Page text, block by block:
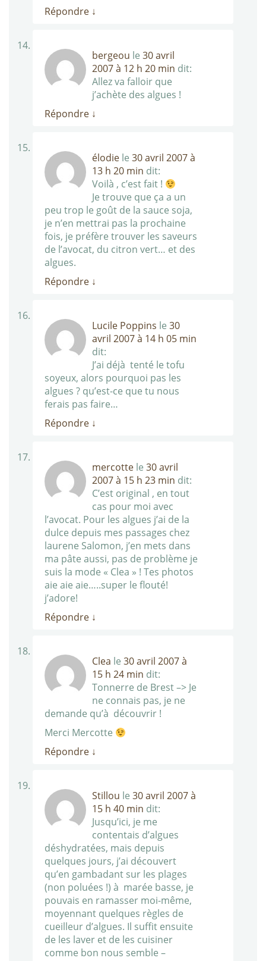
Répondre ↓
bergeou le 30 avril
2007 à 12 h 20 min dit:
Allez va falloir que
j’achète des algues !
Répondre ↓
élodie le 30 avril 2007 à
13 h 20 min dit:
Voilà , c’est fait !
Je trouve que ça a un
peu trop le goût de la sauce soja,
je n’en mettrai pas la prochaine
fois, je préfère trouver les saveurs
de l’avocat, du citron vert… et des
algues.
Répondre ↓
Lucile Poppins le 30
avril 2007 à 14 h 05 min
dit:
J’ai déjà tenté le tofu
soyeux, alors pourquoi pas les
algues ? qu’est-ce que tu nous
ferais pas faire…
Répondre ↓
mercotte le 30 avril
2007 à 15 h 23 min dit:
C’est original , en tout
cas pour moi avec
l’avocat. Pour les algues j’ai de la
dulce depuis mes passages chez
laurene Salomon, j’en mets dans
ma pâte aussi, pas de problème je
suis la mode « Clea » ! Tes photos
aie aie aie…..super le flouté!
j’adore!
Répondre ↓
Clea le 30 avril 2007 à
15 h 24 min dit:
Tonnerre de Brest –> Je
ne connais pas, je ne
demande qu’à découvrir !
Merci Mercotte
Répondre ↓
Stillou le 30 avril 2007 à
15 h 40 min dit:
Jusqu’ici, je me
contentais d’algues
déshydratées, mais depuis
quelques jours, j’ai découvert
qu’en gambadant sur les plages
(non poluées !) à marée basse, je
pouvais en ramasser moi-même,
moyennant quelques règles de
cueilleur d’algues. Il suffit ensuite
de les laver et de les cuisiner
comme bon nous semble –